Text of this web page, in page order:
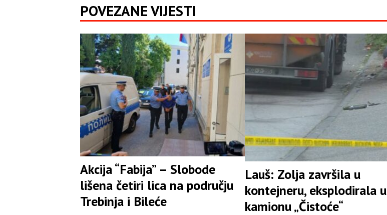
POVEZANE VIJESTI
Akcija “Fabija” – Slobode
lišena četiri lica na području
Trebinja i Bileće
Lauš: Zolja završila u
kontejneru, eksplodirala u
kamionu „Čistoće“